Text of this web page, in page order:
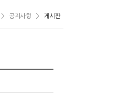
> 공지사항 > 게시판